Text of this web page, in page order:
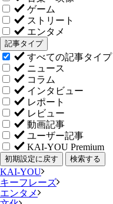
ゲーム
ストリート
エンタメ
記事タイプ
すべての記事タイプ
ニュース
コラム
インタビュー
レポート
レビュー
動画記事
ユーザー記事
KAI-YOU Premium
初期設定に戻す 検索する
KAI-YOU
キーフレーズ
エンタメ